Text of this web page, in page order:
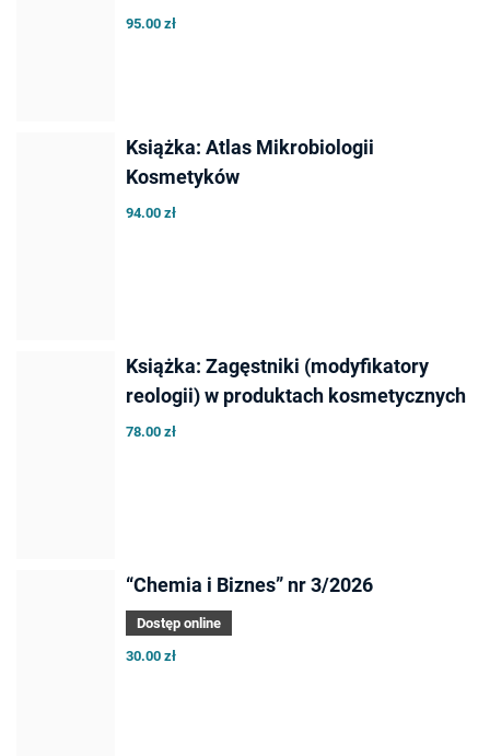
95.00 zł
Książka: Atlas Mikrobiologii
Kosmetyków
94.00 zł
Książka: Zagęstniki (modyfikatory
reologii) w produktach kosmetycznych
78.00 zł
“Chemia i Biznes” nr 3/2026
Dostęp online
30.00 zł